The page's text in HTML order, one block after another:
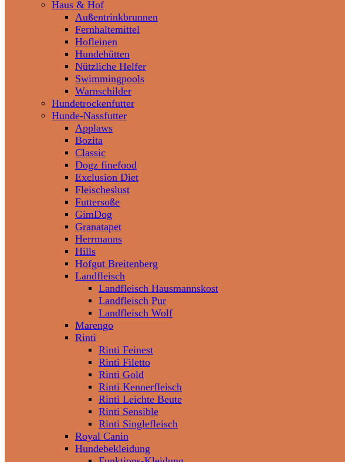
Haus & Hof
Außentrinkbrunnen
Fernhaltemittel
Hofleinen
Hundehütten
Nützliche Helfer
Swimmingpools
Warnschilder
Hundetrockenfutter
Hunde-Nassfutter
Applaws
Bozita
Classic
Dogz finefood
Exclusion Diet
Fleischeslust
Futtersoße
GimDog
Granatapet
Herrmanns
Hills
Hofgut Breitenberg
Landfleisch
Landfleisch Hausmannskost
Landfleisch Pur
Landfleisch Wolf
Marengo
Rinti
Rinti Feinest
Rinti Filetto
Rinti Gold
Rinti Kennerfleisch
Rinti Leichte Beute
Rinti Sensible
Rinti Singlefleisch
Royal Canin
Hundebekleidung